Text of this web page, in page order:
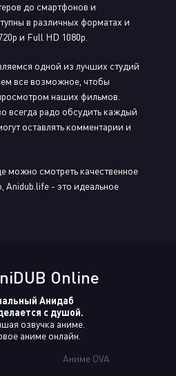
до смартфонов и
в различных форматах и
и Full HD 1080p.
одной из лучших студий
все возможное, чтобы
наших фильмов.
всегда радо обсудить каждый
оставлять комментарии и
можно смотреть качественное
Anidub.life - это идеальное
Online
Анидаб
с душой.
озвучка аниме.
аниме онлайн.
Аниме OVA